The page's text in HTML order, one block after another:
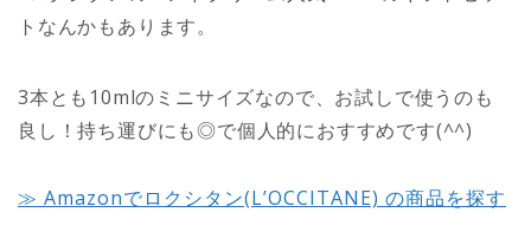
トなんかもあります。
3本とも10mlのミニサイズなので、お試しで使うのも
良し！持ち運びにも◎で個人的におすすめです(^^)
≫ Amazonでロクシタン(L’OCCITANE) の商品を探す